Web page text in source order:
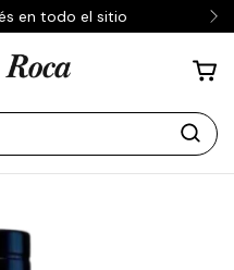
en todo el sitio